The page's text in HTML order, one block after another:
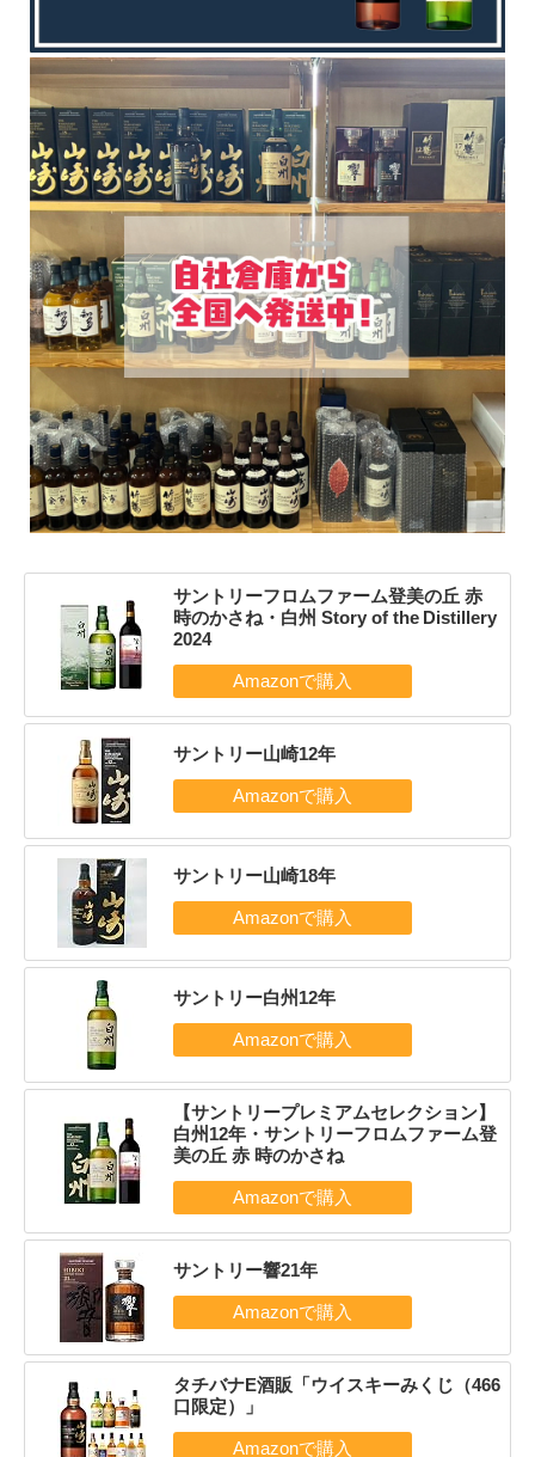
サントリーフロムファーム登美の丘 赤
時のかさね・白州 Story of the Distillery
2024
サントリー山崎12年
サントリー山崎18年
サントリー白州12年
【サントリープレミアムセレクション】
白州12年・サントリーフロムファーム登
美の丘 赤 時のかさね
サントリー響21年
タチバナE酒販「ウイスキーみくじ（466
口限定）」